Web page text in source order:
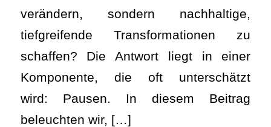
verändern, sondern nachhaltige,
tiefgreifende Transformationen zu
schaffen? Die Antwort liegt in einer
Komponente, die oft unterschätzt
wird: Pausen. In diesem Beitrag
beleuchten wir, […]